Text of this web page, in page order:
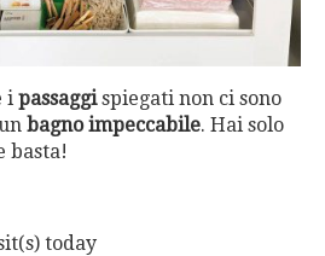
i passaggispiegati non ci sono
bagno impeccabile. Hai solo
basta!
today